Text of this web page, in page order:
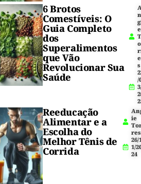
6 Brotos
Comestíveis: O
Guia Completo
dos
Superalimentos
que Vão
Revolucionar Sua
Saúde
n
e
T
o
e
s
/
Reeducação
Alimentar e a
Escolha do
Melhor Tênis de
Corrida
ie
res
26/
1/
24